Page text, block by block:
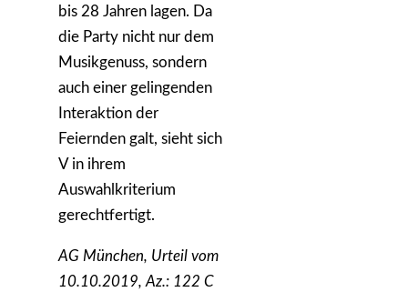
bis 28 Jahren lagen. Da
die Party nicht nur dem
Musikgenuss, sondern
auch einer gelingenden
Interaktion der
Feiernden galt, sieht sich
V in ihrem
Auswahlkriterium
gerechtfertigt.
AG München, Urteil vom
10.10.2019, Az.: 122 C